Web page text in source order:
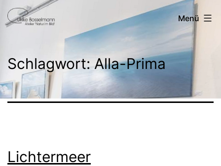
Zum
Inhalt
Ulrike
Menü
Schlagwort: Alla-Prima
Lichtermeer